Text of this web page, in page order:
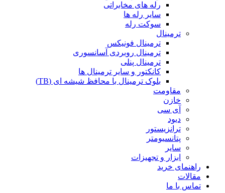
رله های مخابراتی
سایر رله ها
سوکت رله
ترمینال
ترمینال فونیکس
ترمینال روبردی آسانسوری
ترمینال پنلی
کانکتور و سایر ترمینال ها
بلوک ترمینال با محافظ شیشه ای (TB)
مقاومت
خازن
آی سی
دیود
ترانزیستور
پتانسیومتر
سایر
ابزار و تجهیزات
راهنمای خرید
مقالات
تماس با ما